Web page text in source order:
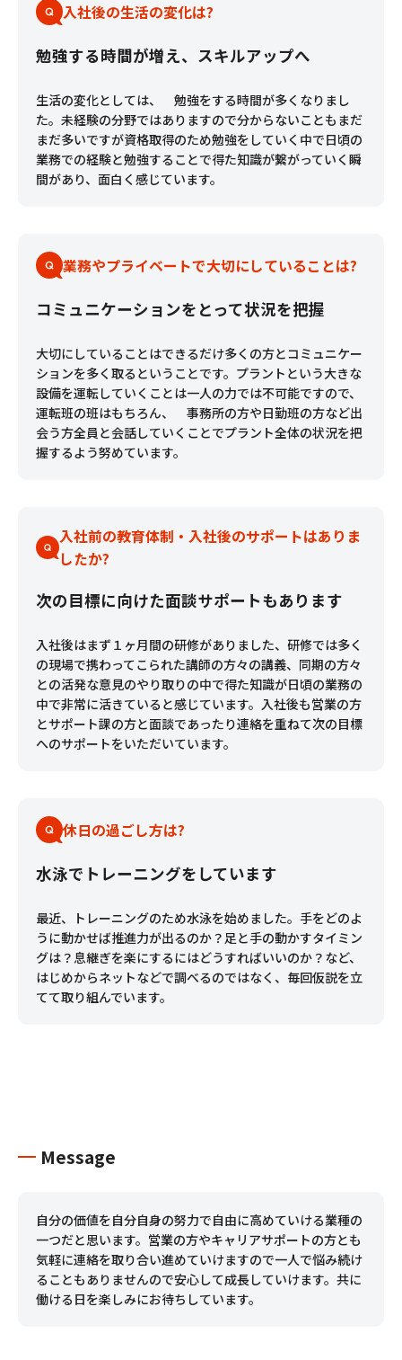
入社後の生活の変化は?
勉強する時間が増え、スキルアップへ
生活の変化としては、 勉強をする時間が多くなりまし
た。未経験の分野ではありますので分からないこともまだ
まだ多いですが資格取得のため勉強をしていく中で日頃の
業務での経験と勉強することで得た知識が繋がっていく瞬
間があり、面白く感じています。
業務やプライベートで大切にしていることは?
コミュニケーションをとって状況を把握
大切にしていることはできるだけ多くの方とコミュニケー
ションを多く取るということです。プラントという大きな
設備を運転していくことは一人の力では不可能ですので、
運転班の班はもちろん、 事務所の方や日勤班の方など出
会う方全員と会話していくことでプラント全体の状況を把
握するよう努めています。
入社前の教育体制・入社後のサポートはありま
したか?
次の目標に向けた面談サポートもあります
入社後はまず１ヶ月間の研修がありました、研修では多く
の現場で携わってこられた講師の方々の講義、同期の方々
との活発な意見のやり取りの中で得た知識が日頃の業務の
中で非常に活きていると感じています。入社後も営業の方
とサポート課の方と面談であったり連絡を重ねて次の目標
へのサポートをいただいています。
休日の過ごし方は?
水泳でトレーニングをしています
最近、トレーニングのため水泳を始めました。手をどのよ
うに動かせば推進力が出るのか？足と手の動かすタイミン
グは？息継ぎを楽にするにはどうすればいいのか？など、
はじめからネットなどで調べるのではなく、毎回仮説を立
てて取り組んでいます。
Message
自分の価値を自分自身の努力で自由に高めていける業種の
一つだと思います。営業の方やキャリアサポートの方とも
気軽に連絡を取り合い進めていけますので一人で悩み続け
ることもありませんので安心して成長していけます。共に
働ける日を楽しみにお待ちしています。